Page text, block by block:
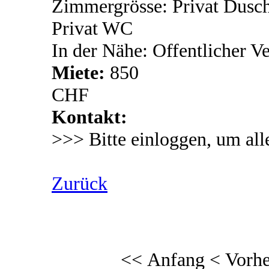
Zimmergrösse: Privat
Privat WC
In der Nähe: Offentlicher
Miete: 850
CHF
Kontakt:
>>> Bitte einloggen, um
Zurück
<< Anfang <